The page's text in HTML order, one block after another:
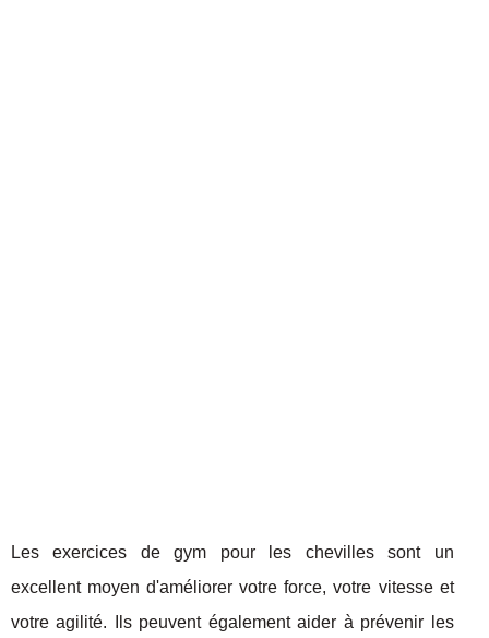
Les exercices de gym pour les chevilles sont un
excellent moyen d'améliorer votre force, votre vitesse et
votre agilité. Ils peuvent également aider à prévenir les